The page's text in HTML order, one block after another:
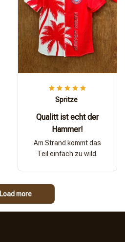
Spritze
Qualitt ist echt der
Hammer!
Am Strand kommt das
Teil einfach zu wild.
Load more